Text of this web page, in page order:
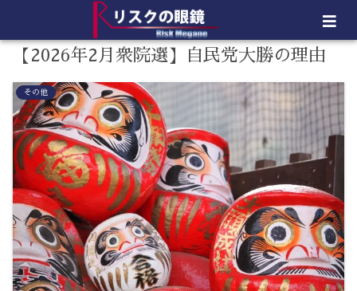
【2026年2月衆院選】自民党大勝の理由
その他